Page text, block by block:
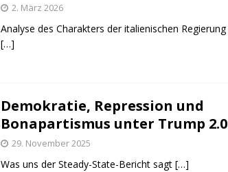
2. März 2026
Analyse des Charakters der italienischen Regierung
[…]
Demokratie, Repression und
Bonapartismus unter Trump 2.0
29. November 2025
Was uns der Steady-State-Bericht sagt […]